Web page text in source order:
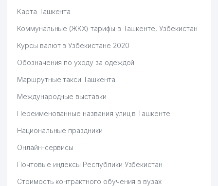
Карта Ташкента
Коммунальные (ЖКХ) тарифы в Ташкенте, Узбекистан
Курсы валют в Узбекистане 2020
Обозначения по уходу за одеждой
Маршрутные такси Ташкента
Международные выставки
Переименованные названия улиц в Ташкенте
Национальные праздники
Онлайн-сервисы
Почтовые индексы Республики Узбекистан
Стоимость контрактного обучения в вузах